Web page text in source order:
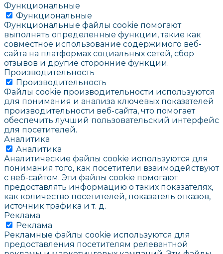
Функциональные
Функциональные
Функциональные файлы cookie помогают
выполнять определенные функции, такие как
совместное использование содержимого веб-
сайта на платформах социальных сетей, сбор
отзывов и другие сторонние функции.
Производительность
Производительность
Файлы cookie производительности используются
для понимания и анализа ключевых показателей
производительности веб-сайта, что помогает
обеспечить лучший пользовательский интерфейс
для посетителей.
Аналитика
Аналитика
Аналитические файлы cookie используются для
понимания того, как посетители взаимодействуют
с веб-сайтом. Эти файлы cookie помогают
предоставлять информацию о таких показателях,
как количество посетителей, показатель отказов,
источник трафика и т. д.
Реклама
Реклама
Рекламные файлы cookie используются для
предоставления посетителям релевантной